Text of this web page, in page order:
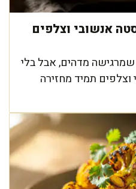
אנשובי וצלפים
מדהים, אבל בלי
תמיד מחזירה